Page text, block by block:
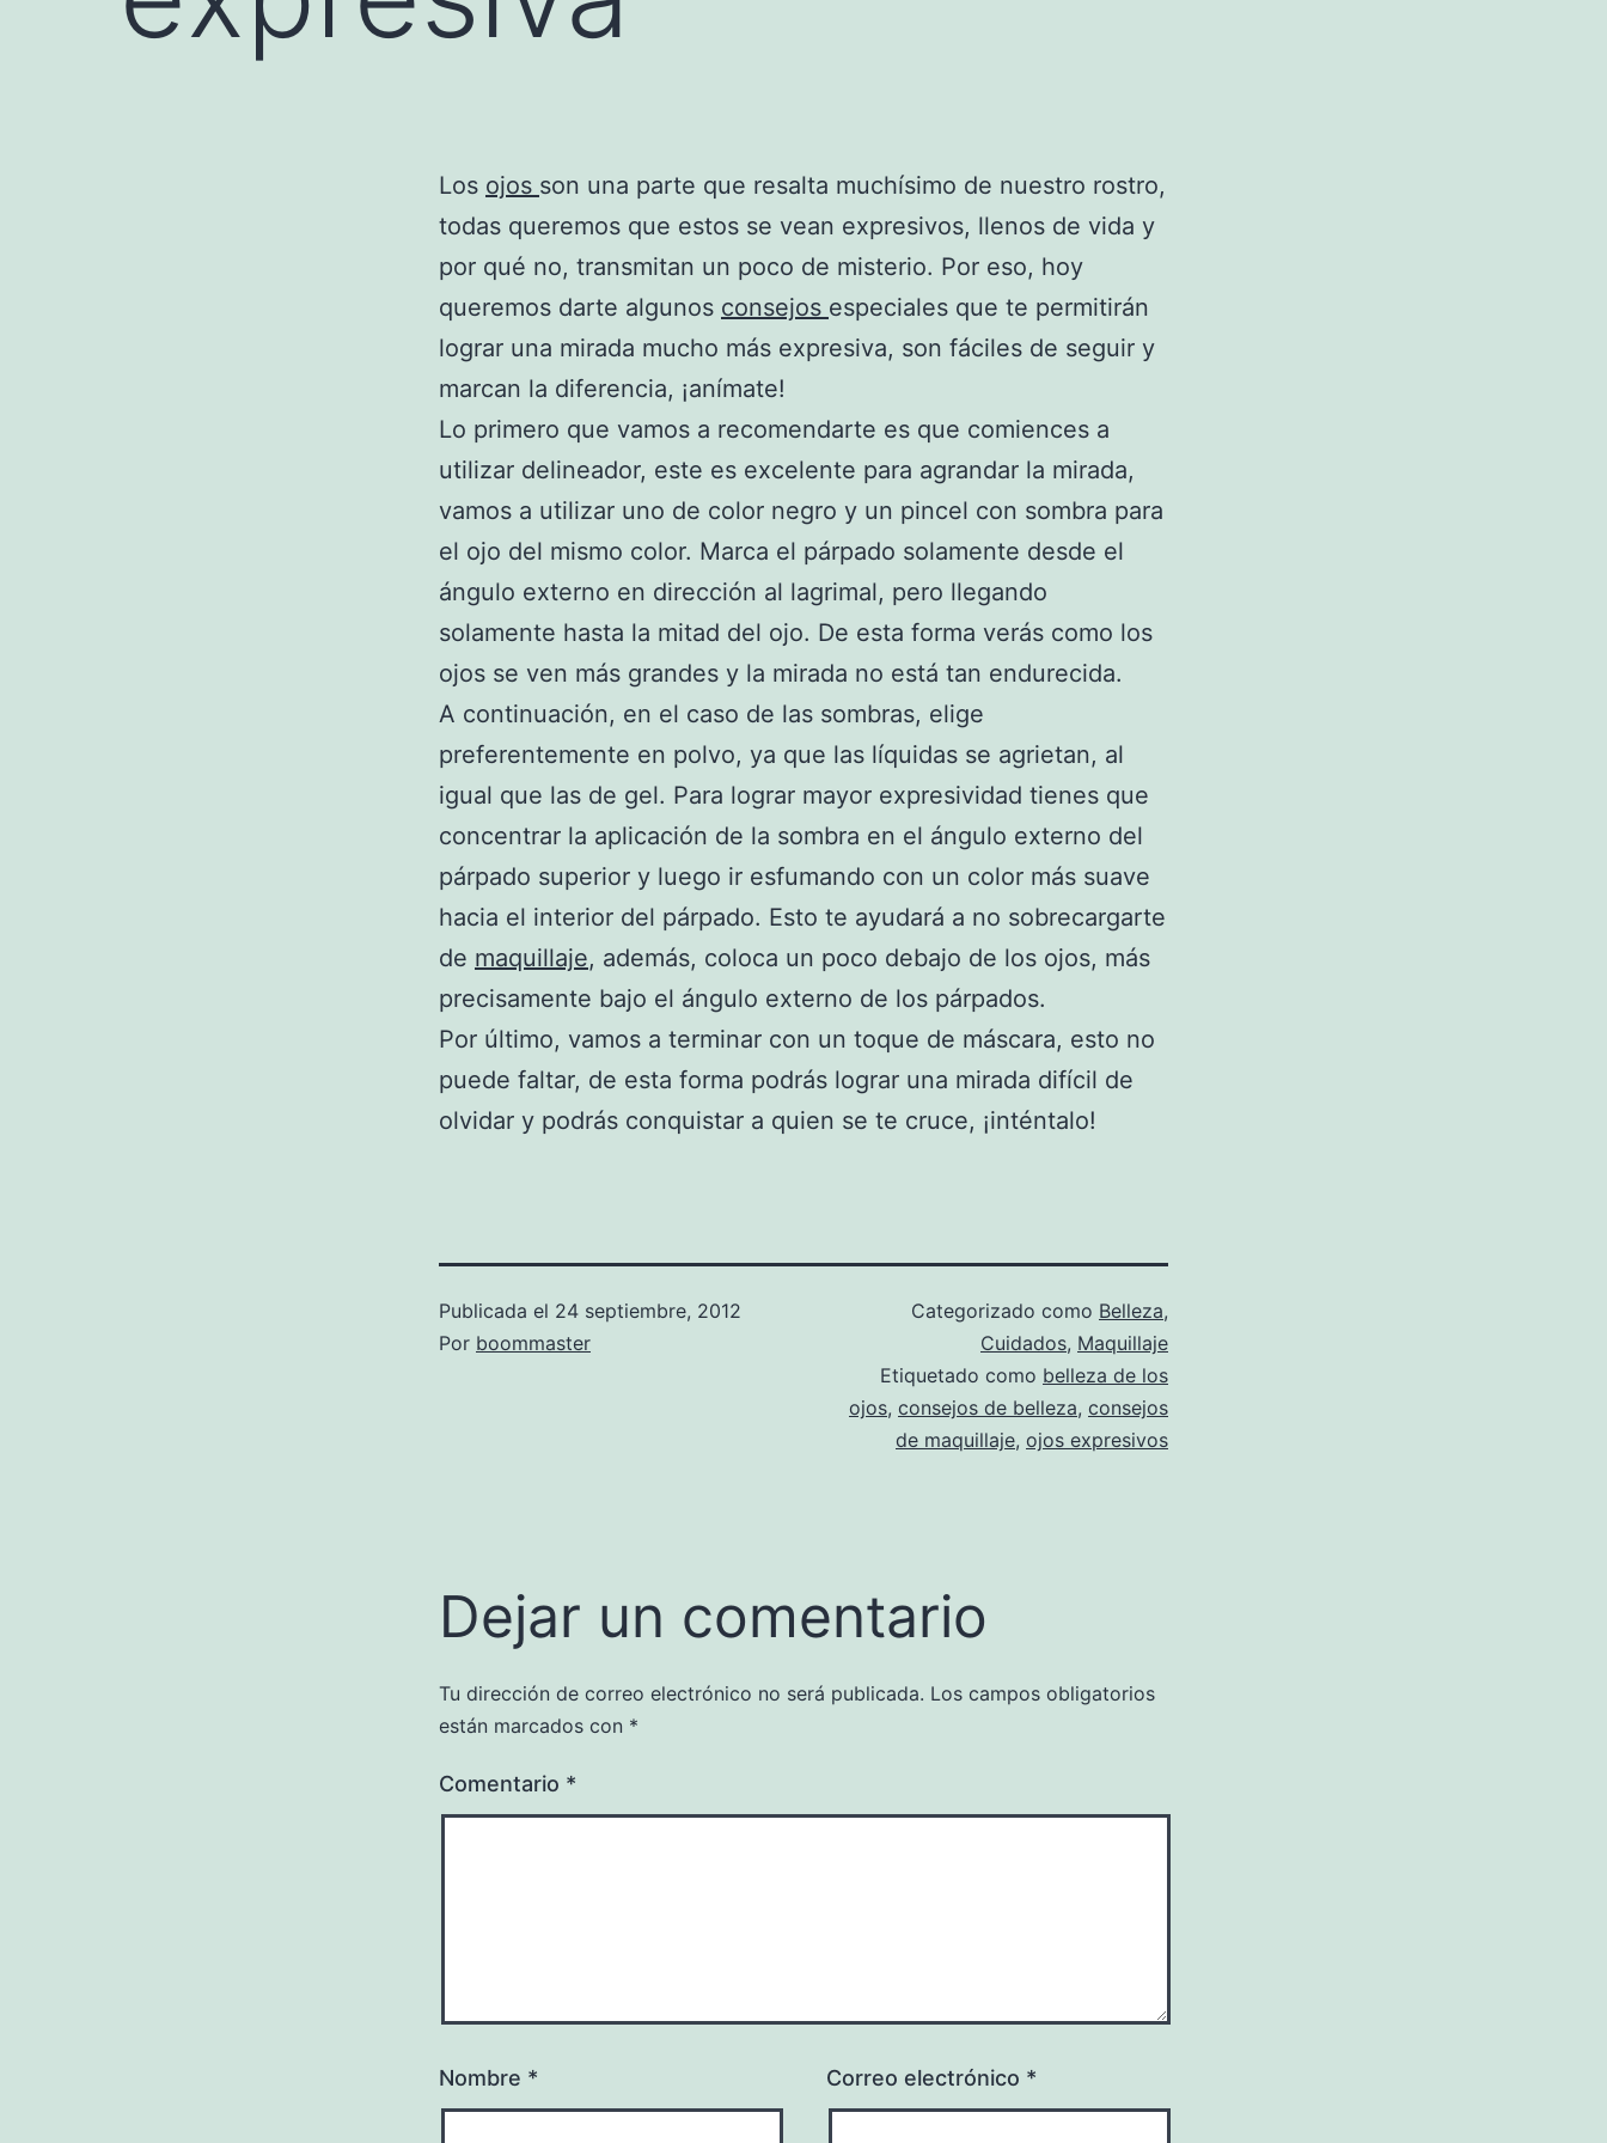
Los ojos son una parte que resalta muchísimo de nuestro rostro,
todas queremos que estos se vean expresivos, llenos de vida y
por qué no, transmitan un poco de misterio. Por eso, hoy
queremos darte algunos consejos especiales que te permitirán
lograr una mirada mucho más expresiva, son fáciles de seguir y
marcan la diferencia, ¡anímate!
Lo primero que vamos a recomendarte es que comiences a
utilizar delineador, este es excelente para agrandar la mirada,
vamos a utilizar uno de color negro y un pincel con sombra para
el ojo del mismo color. Marca el párpado solamente desde el
ángulo externo en dirección al lagrimal, pero llegando
solamente hasta la mitad del ojo. De esta forma verás como los
ojos se ven más grandes y la mirada no está tan endurecida.
A continuación, en el caso de las sombras, elige
preferentemente en polvo, ya que las líquidas se agrietan, al
igual que las de gel. Para lograr mayor expresividad tienes que
concentrar la aplicación de la sombra en el ángulo externo del
párpado superior y luego ir esfumando con un color más suave
hacia el interior del párpado. Esto te ayudará a no sobrecargarte
de maquillaje, además, coloca un poco debajo de los ojos, más
precisamente bajo el ángulo externo de los párpados.
Por último, vamos a terminar con un toque de máscara, esto no
puede faltar, de esta forma podrás lograr una mirada difícil de
olvidar y podrás conquistar a quien se te cruce, ¡inténtalo!
Publicada el 24 septiembre, 2012
Por boommaster
Categorizado como Belleza,
Cuidados, Maquillaje
Etiquetado como belleza de los
ojos, consejos de belleza, consejos
de maquillaje, ojos expresivos
Dejar un comentario
Tu dirección de correo electrónico no será publicada. Los campos obligatorios
están marcados con *
Comentario *
Nombre * Correo electrónico *